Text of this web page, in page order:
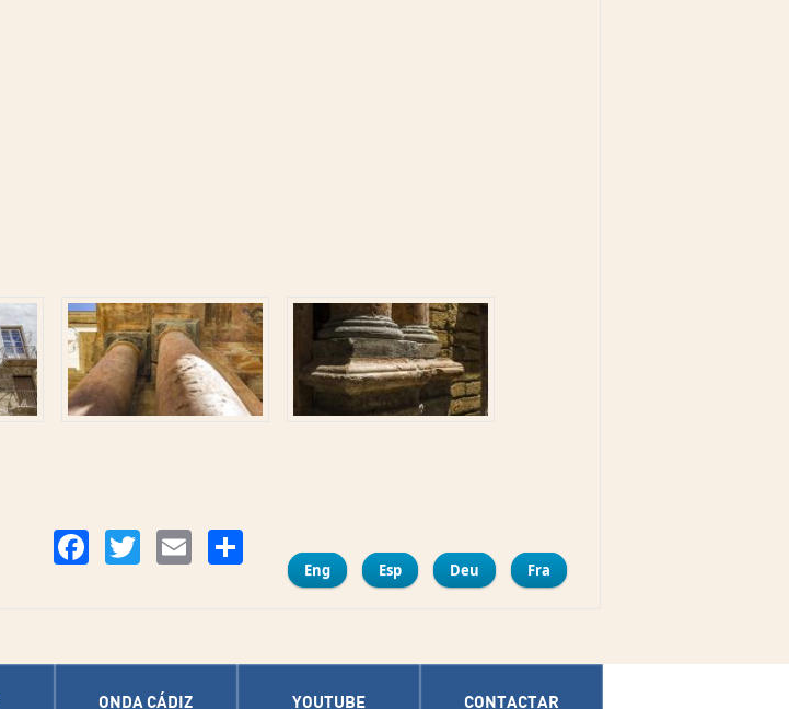
FacebookTwitter Email Compartir
Eng Esp Deu Fra
ONDA CÁDIZ YOUTUBE CONTACTAR